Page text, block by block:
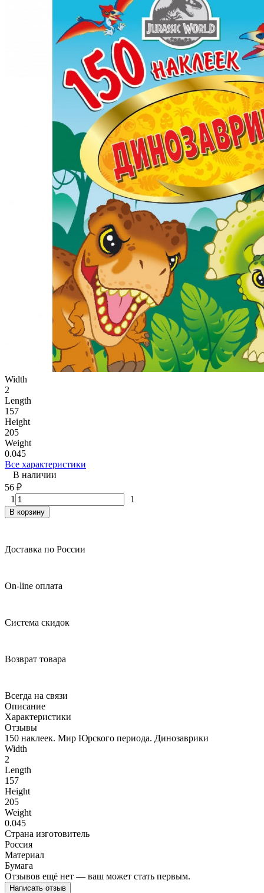
Width
2
Length
157
Height
205
Weight
0.045
Все характеристики
В наличии
56 ₽
1
1
В корзину
Доставка по России
On-line оплата
Система скидок
Возврат товара
Всегда на связи
Описание
Характеристики
Отзывы
150 наклеек. Мир Юрского периода. Динозаврики
Width
2
Length
157
Height
205
Weight
0.045
Страна изготовитель
Россия
Материал
Бумага
Отзывов ещё нет — ваш может стать первым.
Написать отзыв